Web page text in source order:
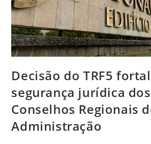
Decisão do TRF5
segurança jurídica dos
Conselhos Regionais
Administração